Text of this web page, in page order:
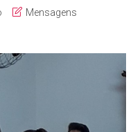
Mensagens